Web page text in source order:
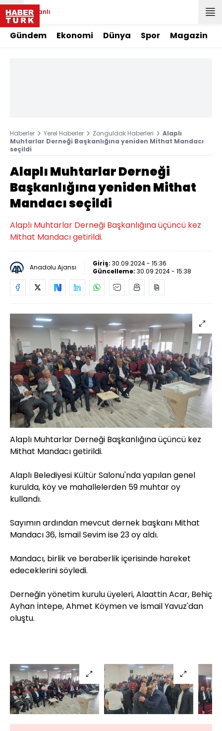
Canlı
Gündem Ekonomi Dünya Spor Magazin
Haberler Yerel Haberler Zonguldak Haberleri
Alaplı
Muhtarlar Derneği Başkanlığına yeniden Mithat Mandacı
seçildi
Alaplı Muhtarlar Derneği
Başkanlığına yeniden Mithat
Mandacı seçildi
Alaplı Muhtarlar Derneği Başkanlığına üçüncü kez
Mithat Mandacı getirildi.
Anadolu Ajansı Giriş: 30.09.2024 - 15:36
Güncelleme: 30.09.2024 - 15:38
Alaplı Muhtarlar Derneği Başkanlığına üçüncü kez
Mithat Mandacı getirildi.
Alaplı Belediyesi Kültür Salonu'nda yapılan genel
kurulda, köy ve mahallelerden 59 muhtar oy
kullandı.
Sayımın ardından mevcut dernek başkanı Mithat
Mandacı 36, İsmail Sevim ise 23 oy aldı.
Mandacı, birlik ve beraberlik içerisinde hareket
edeceklerini söyledi.
Derneğin yönetim kurulu üyeleri, Alaattin Acar, Behiç
Ayhan İntepe, Ahmet Köymen ve İsmail Yavuz'dan
oluştu.